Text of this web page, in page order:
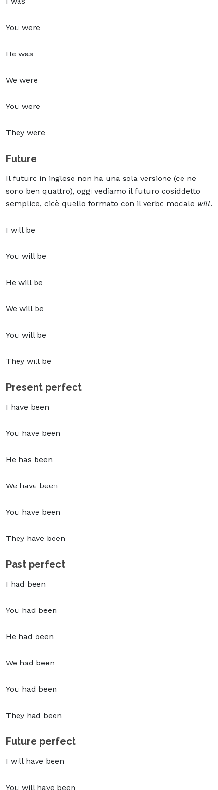
You were
He was
We were
You were
They were
Future
Il futuro in inglese non ha una sola versione (ce ne
sono ben quattro), oggi vediamo il futuro cosiddetto
semplice, cioè quello formato con il verbo modale will.
I will be
You will be
He will be
We will be
You will be
They will be
Present perfect
I have been
You have been
He has been
We have been
You have been
They have been
Past perfect
I had been
You had been
He had been
We had been
You had been
They had been
Future perfect
I will have been
You will have been